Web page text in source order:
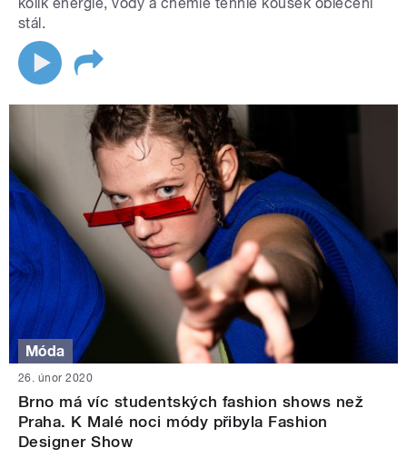
stál.
Móda
26. únor 2020
Brno má víc studentských fashion shows než
Praha. K Malé noci módy přibyla Fashion
Designer Show